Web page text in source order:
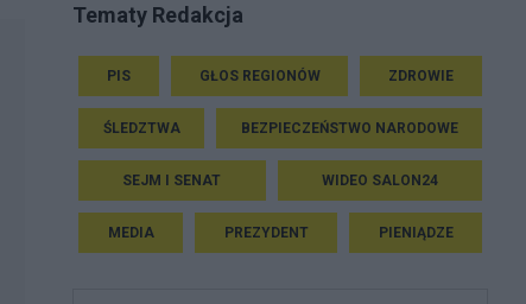
Tematy Redakcja
PIS GŁOS REGIONÓW ZDROWIE
ŚLEDZTWA BEZPIECZEŃSTWO NARODOWE
SEJM I SENAT WIDEO SALON24
MEDIA PREZYDENT PIENIĄDZE